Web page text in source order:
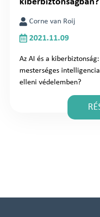
kiberbiztonságban?
Corne van Roij
2021.11.09
Az AI és a
mesterséges
elleni védelemben?